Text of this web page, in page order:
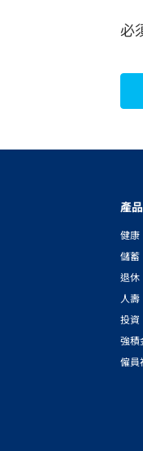
必
產品
健康
儲蓄
退休
人壽
投資
強積
僱員